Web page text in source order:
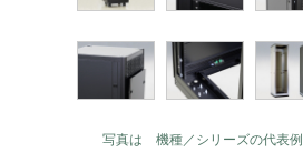
写真は 機種／シリーズの代表